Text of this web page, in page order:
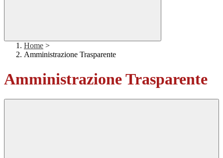
Home >
Amministrazione Trasparente
Amministrazione Trasparente